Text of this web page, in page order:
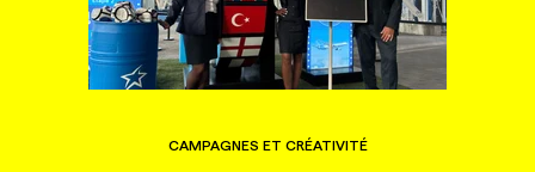
CAMPAGNES ET CRÉATIVITÉ